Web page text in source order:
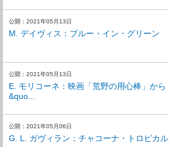
公開：2021年05月13日
M. デイヴィス：ブルー・イン・グリーン
公開：2021年05月13日
E. モリコーネ：映画「荒野の用心棒」から
&quo...
公開：2021年05月06日
G. L. ガヴィラン：チャコーナ・トロピカル